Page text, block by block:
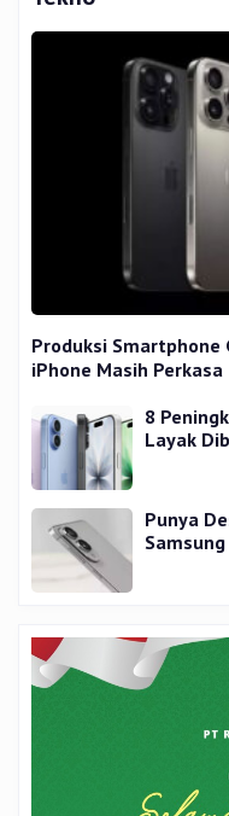
Produksi Smartphone
iPhone Masih Perkasa
8
Layak
Punya